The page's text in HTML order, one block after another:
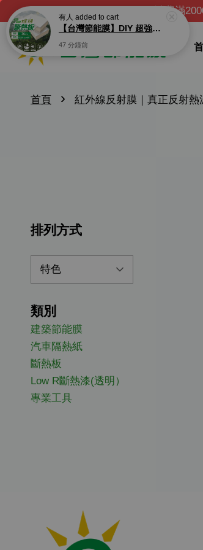
消費滿
首頁 › 紅外線反射膜｜真正反射熱
排列方式
類別
建築節能膜
汽車隔熱紙
斷熱板
Low R斷熱漆(透明）
專業工具
有人 added to cart
【台灣節能膜】DIY 超強防火棕玻斷熱板 通過一級耐燃 隔熱板 防火板 隔音板 節能板 可安裝外牆 內牆 隔間 暗架 適用貨櫃屋、輕隔間 環保無毒 太陽Ｇ牌
47 分鐘前